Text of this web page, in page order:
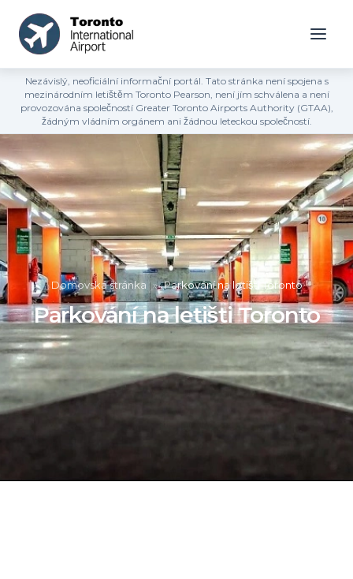
Nezávislý, neoficiální informační portál. Tato stránka není spojena s
mezinárodním letištěm Toronto Pearson, není jím schválena a není
provozována společností Greater Toronto Airports Authority (GTAA),
žádným vládním orgánem ani žádnou leteckou společností.
Domovská stránka » Parkování na letišti Toronto
Parkování na letišti Toronto